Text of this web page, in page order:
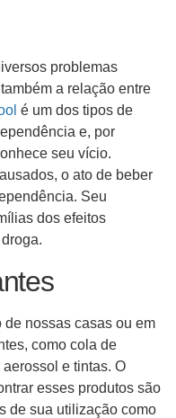
problemas
a relação entre
é um dos tipos de
e, por
seu vício.
o ato de beber
Seu
dos efeitos
de nossas casas ou em
como cola de
e tintas. O
esses produtos são
de sua utilização como